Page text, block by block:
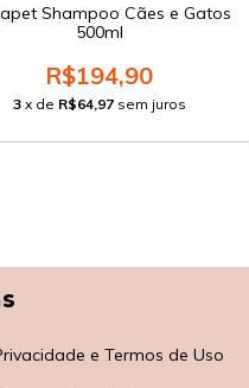
Shampoo Cães e Gatos
500ml
R$194,90
3 x de R$64,97 sem juros
e Termos de Uso